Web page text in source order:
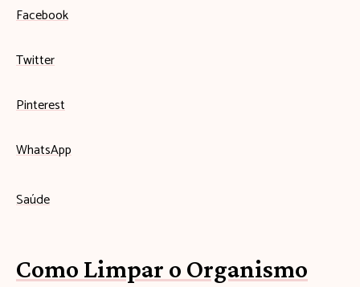
Facebook
Twitter
Pinterest
WhatsApp
Saúde
Como Limpar o Organismo